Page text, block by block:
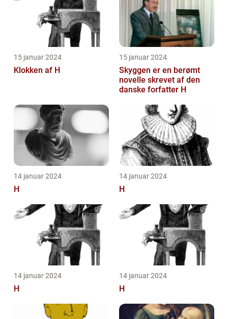
15 januar 2024
Klokken af H
15 januar 2024
Skyggen er en berømt
novelle skrevet af den
danske forfatter H
14 januar 2024
H
14 januar 2024
H
14 januar 2024
H
14 januar 2024
H